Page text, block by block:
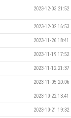
2023-12-03 21:52
2023-12-02 16:53
2023-11-26 18:41
2023-11-19 17:52
2023-11-12 21:37
2023-11-05 20:06
2023-10-22 13:41
2023-10-21 19:32